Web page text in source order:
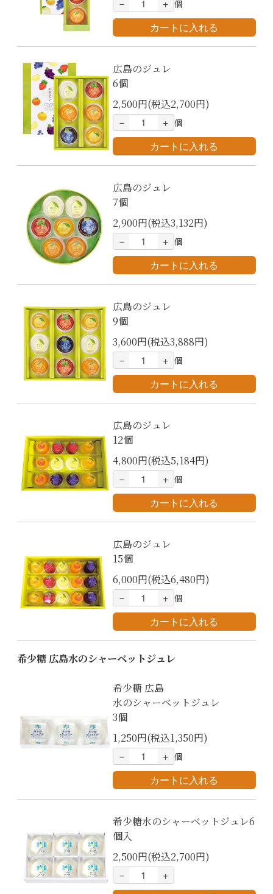
－
+ 個
広島のジュレ
6個
2,500円(税込2,700円)
－
+ 個
広島のジュレ
7個
2,900円(税込3,132円)
－
+ 個
広島のジュレ
9個
3,600円(税込3,888円)
－
+ 個
広島のジュレ
12個
4,800円(税込5,184円)
－
+ 個
広島のジュレ
15個
6,000円(税込6,480円)
－
+ 個
希少糖 広島水のシャーベットジュレ
希少糖 広島
水のシャーベットジュレ
3個
1,250円(税込1,350円)
－
+ 個
希少糖水のシャーベットジュレ6
個入
2,500円(税込2,700円)
－
+